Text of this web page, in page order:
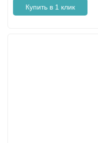
Купить в 1 клик